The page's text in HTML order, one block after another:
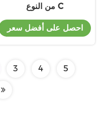
من النوع C
احصل على أفضل سعر
3 4 5